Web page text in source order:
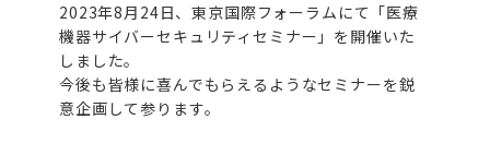
2023年8月24日、東京国際フォーラムにて「医療
機器サイバーセキュリティセミナー」を開催いた
しました。
今後も皆様に喜んでもらえるようなセミナーを鋭
意企画して参ります。